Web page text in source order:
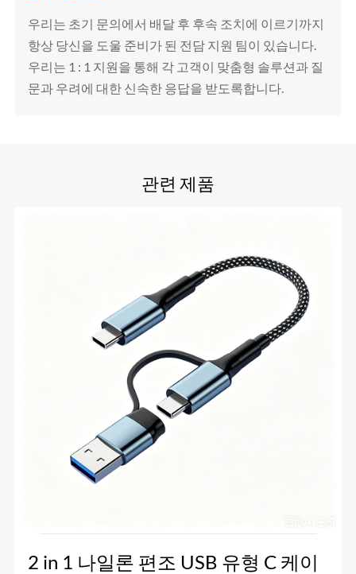
우리는 초기 문의에서 배달 후 후속 조치에 이르기까지
항상 당신을 도울 준비가 된 전담 지원 팀이 있습니다.
우리는 1 : 1 지원을 통해 각 고객이 맞춤형 솔루션과 질
문과 우려에 대한 신속한 응답을 받도록합니다.
관련 제품
2 in 1 나일론 편조 USB 유형 C 케이